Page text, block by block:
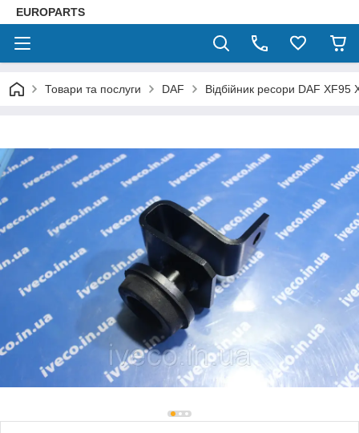
EUROPARTS
Товари та послуги DAF Відбійник ресори DAF